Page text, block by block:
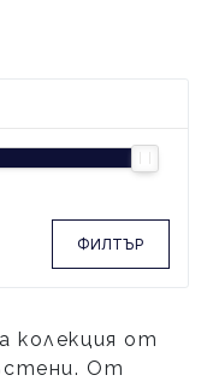
ФИЛТЪР
колекция от
От